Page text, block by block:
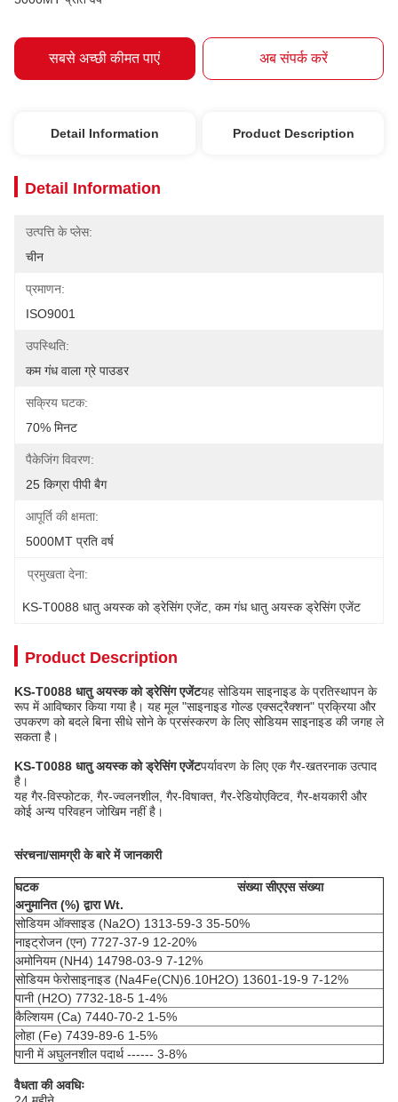
सबसे अच्छी कीमत पाएं अब संपर्क करें
Detail Information Product Description
Detail Information
उत्पत्ति के प्लेस:
चीन
प्रमाणन:
ISO9001
उपस्थिति:
कम गंध वाला ग्रे पाउडर
सक्रिय घटक:
70% मिनट
पैकेजिंग विवरण:
25 किग्रा पीपी बैग
आपूर्ति की क्षमता:
5000MT प्रति वर्ष
प्रमुखता देना:
KS-T0088 धातु अयस्क को ड्रेसिंग एजेंट कम गंध धातु अयस्क ड्रेसिंग एजेंट
Product Description
KS-T0088 धातु अयस्क को ड्रेसिंग एजेंटयह सोडियम साइनाइड के प्रतिस्थापन के
रूप में आविष्कार किया गया है। यह मूल "साइनाइड गोल्ड एक्सट्रैक्शन" प्रक्रिया और
उपकरण को बदले बिना सीधे सोने के प्रसंस्करण के लिए सोडियम साइनाइड की जगह ले
सकता है।
KS-T0088 धातु अयस्क को ड्रेसिंग एजेंटपर्यावरण के लिए एक गैर-खतरनाक उत्पाद
है।
यह गैर-विस्फोटक, गैर-ज्वलनशील, गैर-विषाक्त, गैर-रेडियोएक्टिव, गैर-क्षयकारी और
कोई अन्य परिवहन जोखिम नहीं है।
संरचना/सामग्री के बारे में जानकारी
घटक संख्या सीएएस संख्या
अनुमानित (%) द्वारा Wt.
सोडियम ऑक्साइड (Na2O) 1313-59-3 35-50%
नाइट्रोजन (एन) 7727-37-9 12-20%
अमोनियम (NH4) 14798-03-9 7-12%
सोडियम फेरोसाइनाइड (Na4Fe(CN)6.10H2O) 13601-19-9 7-12%
पानी (H2O) 7732-18-5 1-4%
कैल्शियम (Ca) 7440-70-2 1-5%
लोहा (Fe) 7439-89-6 1-5%
पानी में अघुलनशील पदार्थ ------ 3-8%
वैधता की अवधिः